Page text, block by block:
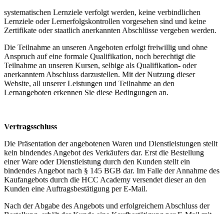
systematischen Lernziele verfolgt werden, keine verbindlichen
Lernziele oder Lernerfolgskontrollen vorgesehen sind und keine
Zertifikate oder staatlich anerkannten Abschlüsse vergeben werden.
Die Teilnahme an unseren Angeboten erfolgt freiwillig und ohne
Anspruch auf eine formale Qualifikation, noch berechtigt die
Teilnahme an unseren Kursen, selbige als Qualifikation- oder
anerkanntem Abschluss darzustellen. Mit der Nutzung dieser
Website, all unserer Leistungen und Teilnahme an den
Lernangeboten erkennen Sie diese Bedingungen an.
Vertragsschluss
Die Präsentation der angebotenen Waren und Dienstleistungen stellt
kein bindendes Angebot des Verkäufers dar. Erst die Bestellung
einer Ware oder Dienstleistung durch den Kunden stellt ein
bindendes Angebot nach § 145 BGB dar. Im Falle der Annahme des
Kaufangebots durch die HCC Academy versendet dieser an den
Kunden eine Auftragsbestätigung per E-Mail.
Nach der Abgabe des Angebots und erfolgreichem Abschluss der